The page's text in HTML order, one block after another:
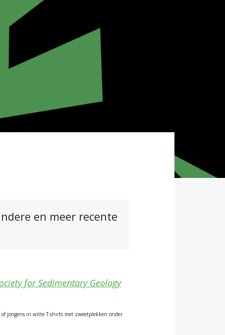
en meer recente
for Sedimentary Geology
jongens in witte T-shirts met zweetplekken onder